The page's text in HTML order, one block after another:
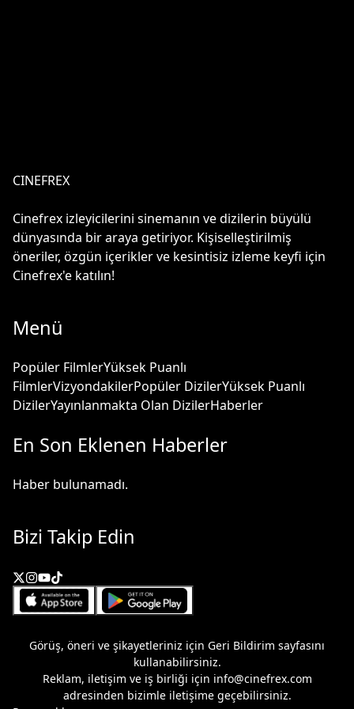
CINEFREX
Cinefrex izleyicilerini sinemanın ve dizilerin büyülü
dünyasında bir araya getiriyor. Kişiselleştirilmiş
öneriler, özgün içerikler ve kesintisiz izleme keyfi için
Cinefrex'e katılın!
Menü
Popüler FilmlerYüksek Puanlı
FilmlerVizyondakilerPopüler DizilerYüksek Puanlı
DizilerYayınlanmakta Olan DizilerHaberler
En Son Eklenen Haberler
Haber bulunamadı.
Bizi Takip Edin
Görüş, öneri ve şikayetleriniz için Geri Bildirim sayfasını
kullanabilirsiniz.
Reklam, iletişim ve iş birliği için info@cinefrex.com
adresinden bizimle iletişime geçebilirsiniz.